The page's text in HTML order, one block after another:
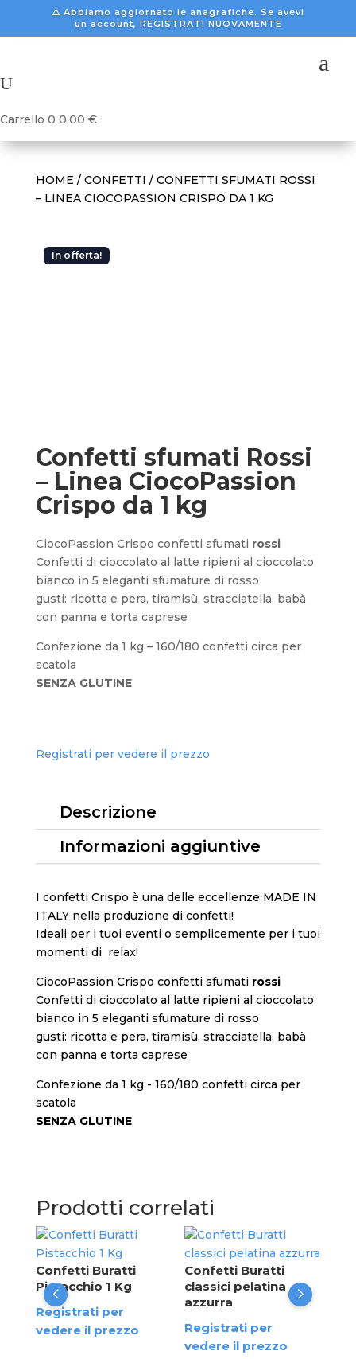
⚠️ Abbiamo aggiornato le anagrafiche. Se avevi
un account, REGISTRATI NUOVAMENTE
a
U
Carrello 0 0,00 €
HOME / CONFETTI / CONFETTI SFUMATI ROSSI
– LINEA CIOCOPASSION CRISPO DA 1 KG
In offerta!
Confetti sfumati Rossi
– Linea CiocoPassion
Crispo da 1 kg
CiocoPassion Crispo confetti sfumati rossi
Confetti di cioccolato al latte ripieni al cioccolato
bianco in 5 eleganti sfumature di rosso
gusti: ricotta e pera, tiramisù, stracciatella, babà
con panna e torta caprese
Confezione da 1 kg – 160/180 confetti circa per
scatola
SENZA GLUTINE
Registrati per vedere il prezzo
Descrizione
Informazioni aggiuntive
I confetti Crispo è una delle eccellenze MADE IN
ITALY nella produzione di confetti!
Ideali per i tuoi eventi o semplicemente per i tuoi
momenti di relax!
CiocoPassion Crispo confetti sfumati rossi
Confetti di cioccolato al latte ripieni al cioccolato
bianco in 5 eleganti sfumature di rosso
gusti: ricotta e pera, tiramisù, stracciatella, babà
con panna e torta caprese
Confezione da 1 kg - 160/180 confetti circa per
scatola
SENZA GLUTINE
Prodotti correlati
Confetti Buratti
Pistacchio 1 Kg
Registrati per
vedere il prezzo
Confetti Buratti
classici pelatina
azzurra
Registrati per
vedere il prezzo